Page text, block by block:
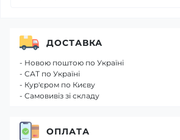
ДОСТАВКА
- Новою поштою по Україні
- САТ по Україні
- Кур'єром по Києву
- Самовивіз зі складу
ОПЛАТА